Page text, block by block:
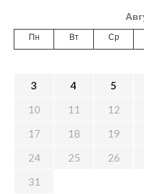
Пн Вт Ср
3
4 5
10
11 12
17
18 19
24
25 26
31